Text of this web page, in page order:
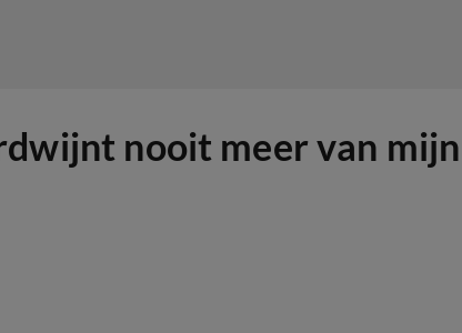
nooit meer van mijn